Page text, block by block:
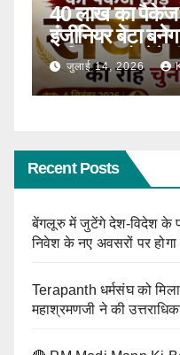
ठाणे में पहली बार
युवती परिचय
जून 13, 2026
Recent Posts
बेंगलूरु में जुटेंगे देश-विदेश के
निवेश के नए अवसरों पर
Terapanth धर्मसंघ को मिला
महाश्रमणजी ने की